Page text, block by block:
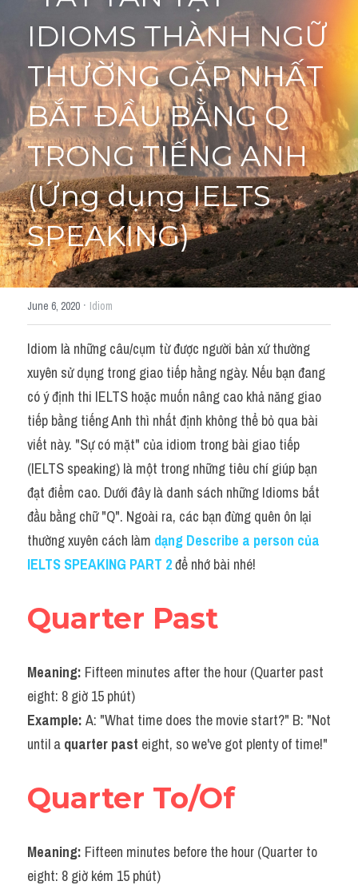
Giải đề thi từng câu
Lời khuyên
Giải đề thi
Academic words
Phrase
Phrasal Verb
Idioms đồng nghĩa
Idioms trái nghĩa
Antonym
Idiom
Grammar
Collocation
Word form
Cách dùng từ
Phân biệt từ
Speaking
Reading
Vocabulary
HỌC THỬ
IDIOMS THÀNH NGỮ
THƯỜNG GẶP NHẤT
BẮT ĐẦU BẰNG Q
TRONG TIẾNG ANH
(Ứng dụng IELTS
SPEAKING)
June 6, 2020 · Idiom
Idiom là những câu/cụm từ được người bản xứ thường
xuyên sử dụng trong giao tiếp hằng ngày. Nếu bạn đang
có ý định thi IELTS hoặc muốn nâng cao khả năng giao
tiếp bằng tiếng Anh thì nhất định không thể bỏ qua bài
viết này. "Sự có mặt" của idiom trong bài giao tiếp
(IELTS speaking) là một trong những tiêu chí giúp bạn
đạt điểm cao. Dưới đây là danh sách những Idioms bắt
đầu bằng chữ "Q". Ngoài ra, các bạn đừng quên ôn lại
thường xuyên cách làm dạng Describe a person của
IELTS SPEAKING PART 2 để nhớ bài nhé!
Quarter Past
Meaning: Fifteen minutes after the hour (Quarter past
eight: 8 giờ 15 phút)
Example: A: "What time does the movie start?" B: "Not
until a quarter past eight, so we've got plenty of time!"
Quarter To/Of
Meaning: Fifteen minutes before the hour (Quarter to
eight: 8 giờ kém 15 phút)